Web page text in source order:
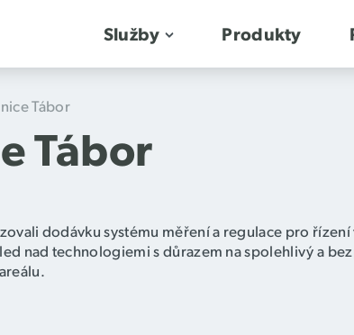
Služby Produkty
Tábor
Tábor
dodávku systému měření a regulace pro
nad technologiemi s důrazem na spolehlivý a